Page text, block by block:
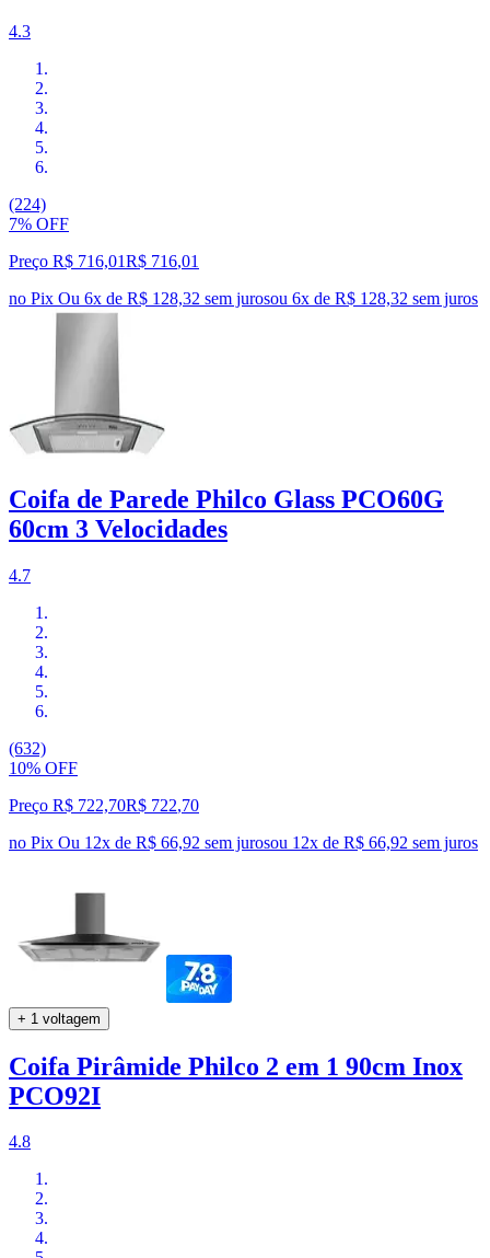
4.3
(224)
7% OFF
Preço R$ 716,01R$ 716,01
no Pix Ou 6x de R$ 128,32 sem jurosou 6x de R$ 128,32 sem juros
Coifa de Parede Philco Glass PCO60G
60cm 3 Velocidades
4.7
(632)
10% OFF
Preço R$ 722,70R$ 722,70
no Pix Ou 12x de R$ 66,92 sem jurosou 12x de R$ 66,92 sem juros
+ 1 voltagem
Coifa Pirâmide Philco 2 em 1 90cm Inox
PCO92I
4.8